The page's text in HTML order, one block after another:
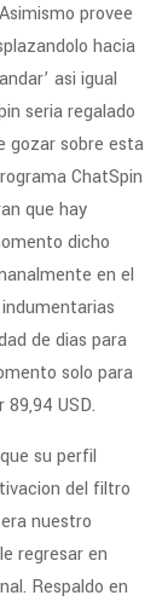
provee
hacia
asi­ igual
seri­a regalado
gozar sobre esta
ChatSpin
que hay
dicho
en el
de dias para
solo para
USD.
su perfil
del filtro
nuestro
regresar en
Respaldo en